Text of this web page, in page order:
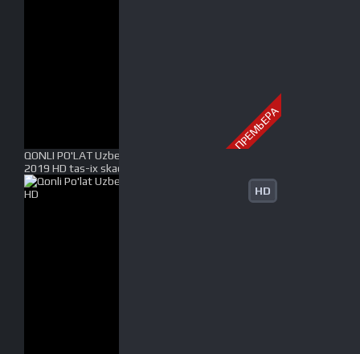
ПРЕМЬЕРА
QONLI PO'LAT Uzbek tilida O'zbekcha tarjima kino
2019 HD tas-ix skachat
HD